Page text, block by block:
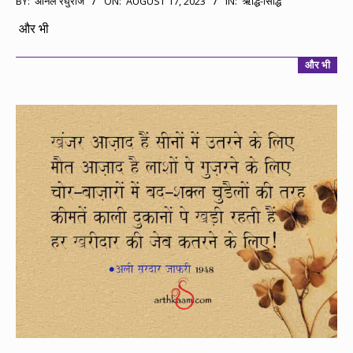
08-
और भी
और भी